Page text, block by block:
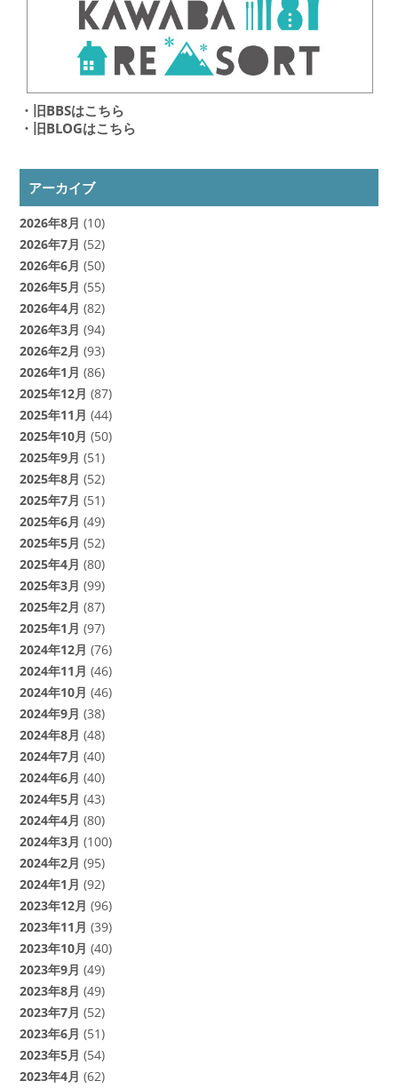
・旧BBSはこちら
・旧BLOGはこちら
アーカイブ
2026年8月 (10)
2026年7月 (52)
2026年6月 (50)
2026年5月 (55)
2026年4月 (82)
2026年3月 (94)
2026年2月 (93)
2026年1月 (86)
2025年12月 (87)
2025年11月 (44)
2025年10月 (50)
2025年9月 (51)
2025年8月 (52)
2025年7月 (51)
2025年6月 (49)
2025年5月 (52)
2025年4月 (80)
2025年3月 (99)
2025年2月 (87)
2025年1月 (97)
2024年12月 (76)
2024年11月 (46)
2024年10月 (46)
2024年9月 (38)
2024年8月 (48)
2024年7月 (40)
2024年6月 (40)
2024年5月 (43)
2024年4月 (80)
2024年3月 (100)
2024年2月 (95)
2024年1月 (92)
2023年12月 (96)
2023年11月 (39)
2023年10月 (40)
2023年9月 (49)
2023年8月 (49)
2023年7月 (52)
2023年6月 (51)
2023年5月 (54)
2023年4月 (62)